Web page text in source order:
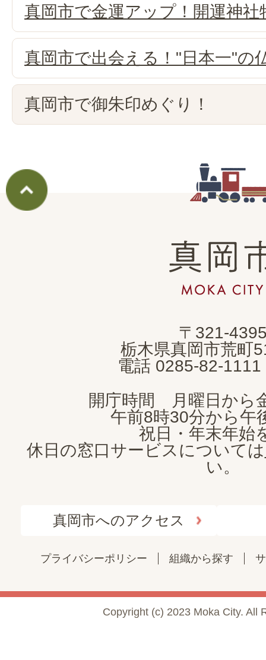
真岡市で金運アップ！開運神社
真岡市で出会える！"日本一"の
真岡市で御朱印めぐり！
真
岡
市
CITY
〒321-
栃木県真岡市荒町
電話 0285-82-1111
開庁時間 月曜日から
午前8時30分から午
祝日・年末年始
休日の窓口サービスについては
い。
真岡市へのアクセス
プライバシーポリシー 組織から探す
Copyright (c) 2023 Moka City. All